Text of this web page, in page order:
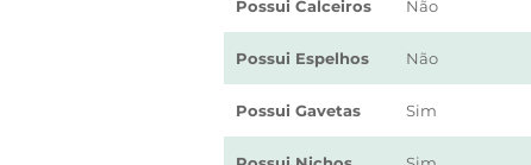
Possui Calceiros Não
Possui Espelhos Não
Possui Gavetas Sim